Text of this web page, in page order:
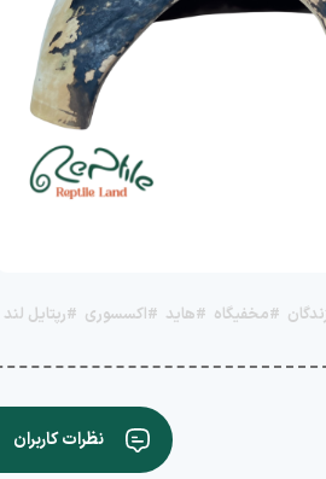
#مخفیگاه #هاید #اکسسوری #رپتایل لند
نظرات کاربران